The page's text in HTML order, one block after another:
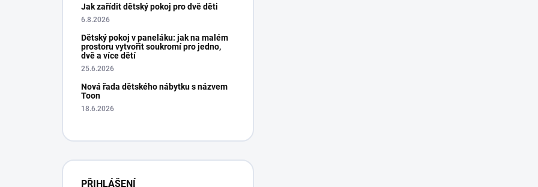
Jak zařídit dětský pokoj pro dvě děti
6.8.2026
Dětský pokoj v paneláku: jak na malém
prostoru vytvořit soukromí pro jedno,
dvě a více dětí
25.6.2026
Nová řada dětského nábytku s názvem
Toon
18.6.2026
PŘIHLÁŠENÍ